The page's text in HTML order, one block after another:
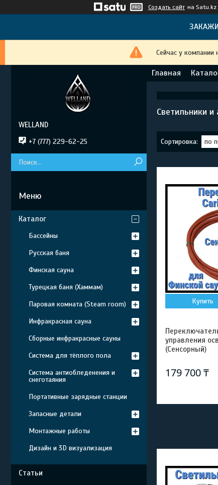
Создать сайт на Satu.kz
Сейчас у компании
Главная
Светильники и
Купить
управления
(Сенсорный)
179 700 ₸
WELLAND
+7 (777) 229-62-25
Каталог
Бассейны
Русская баня
Финская сауна
Турецкая баня (Хаммам)
Паровая комната (Steam room)
Инфракрасная сауна
Сборные инфракрасные сауны
Система для тёплого пола
Система антиобледенения и
снеготаяния
Портативные зарядные станции
Запасные детали
Монтажные работы
Дизайн и 3D визуализация
Статьи